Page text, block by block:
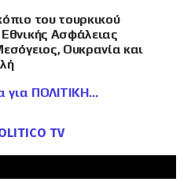
του τουρκικού
Ασφάλειας
Ουκρανία και
για ΠΟΛΙΤΙΚΗ
TV